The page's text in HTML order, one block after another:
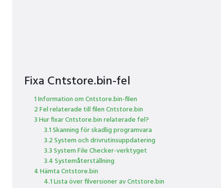
Fixa Cntstore.bin-fel
1 Information om Cntstore.bin-filen
2 Fel relaterade till filen Cntstore.bin
3 Hur fixar Cntstore.bin relaterade fel?
3.1 Skanning för skadlig programvara
3.2 System och drivrutinsuppdatering
3.3 System File Checker-verktyget
3.4 Systemåterställning
4 Hämta Cntstore.bin
4.1 Lista över filversioner av Cntstore.bin